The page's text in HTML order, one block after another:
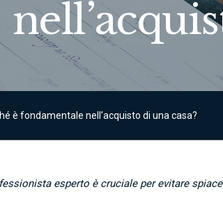
è fondamentale nell’acquisto di una casa?
esperto è cruciale per evitare